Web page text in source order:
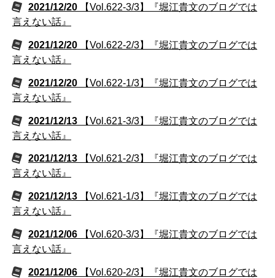
2021/12/20
【Vol.622-3/3】『堀江貴文のブログでは
言えない話』
2021/12/20
【Vol.622-2/3】『堀江貴文のブログでは
言えない話』
2021/12/20
【Vol.622-1/3】『堀江貴文のブログでは
言えない話』
2021/12/13
【Vol.621-3/3】『堀江貴文のブログでは
言えない話』
2021/12/13
【Vol.621-2/3】『堀江貴文のブログでは
言えない話』
2021/12/13
【Vol.621-1/3】『堀江貴文のブログでは
言えない話』
2021/12/06
【Vol.620-3/3】『堀江貴文のブログでは
言えない話』
2021/12/06
【Vol.620-2/3】『堀江貴文のブログでは